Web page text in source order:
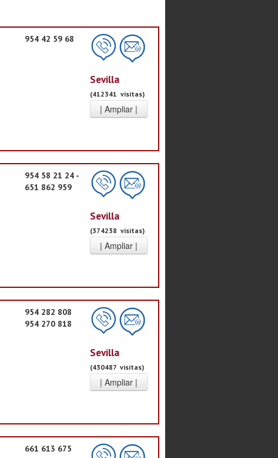
954 42 59 68
Sevilla
(412341 visitas)
954 58 21 24 -
651 862 959
Sevilla
(374238 visitas)
954 282 808
954 270 818
Sevilla
(430487 visitas)
661 613 675